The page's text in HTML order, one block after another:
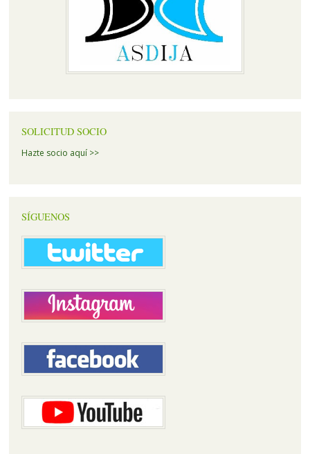
SOLICITUD SOCIO
Hazte socio aquí >>
SÍGUENOS